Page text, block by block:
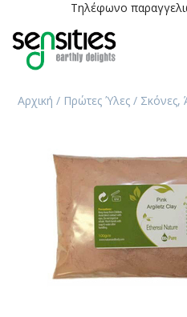
Τηλέφωνο
Αρχική / Πρώτες Ύλες / Σκόνες,